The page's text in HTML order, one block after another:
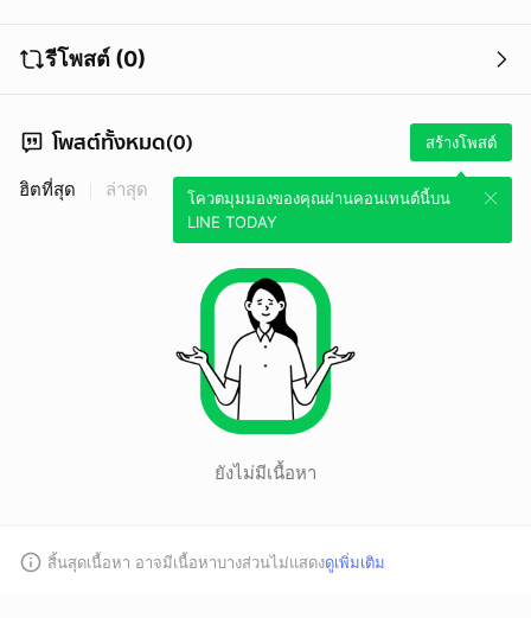
รีโพสต์ (0)
โพสต์ทั้งหมด(0) สร้างโพสต์
โควตมุมมองของคุณผ่านคอนเทนต์นี้บน
LINE TODAY
ฮิตที่สุด ล่าสุด
ยังไม่มีเนื้อหา
สิ้นสุดเนื้อหา อาจมีเนื้อหาบางส่วนไม่แสดงดูเพิ่มเติม